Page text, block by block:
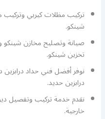
تركيب مظلات كيربي
شينكو.
صيانة وتصليح مخازن
تخزين شينكو.
نوفر أفضل فني حداد
درابزين حديد.
نقدم خدمة تركيب وتفصيل
خارجية.